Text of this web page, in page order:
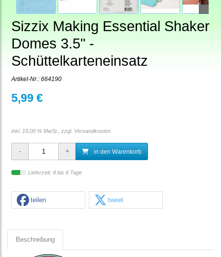
Sizzix Making Essential Shaker
Domes 3.5" -
Schüttelkarteneinsatz
Artikel-Nr.: 664190
5,99 €
inkl. 19,00 % MwSt., zzgl. Versandkosten
in den Warenkorb
Lieferzeit: 4 bis 6 Tage
teilen tweet
Beschreibung